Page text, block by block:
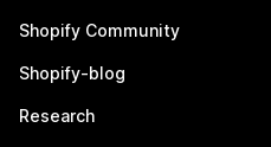
Shopify Community
Shopify-blog
Research